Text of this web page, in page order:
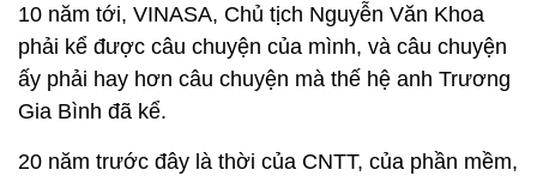
10 năm tới, VINASA, Chủ tịch Nguyễn Văn Khoa
phải kể được câu chuyện của mình, và câu chuyện
ấy phải hay hơn câu chuyện mà thế hệ anh Trương
Gia Bình đã kể.
20 năm trước đây là thời của CNTT, của phần mềm,